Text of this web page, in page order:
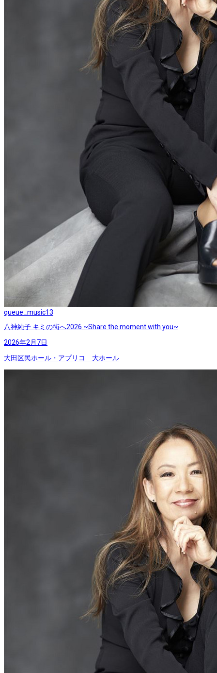
queue_music13
八神純子 キミの街へ2026 ~Share the moment with you~
2026年2月7日
大田区民ホール・アプリコ 大ホール